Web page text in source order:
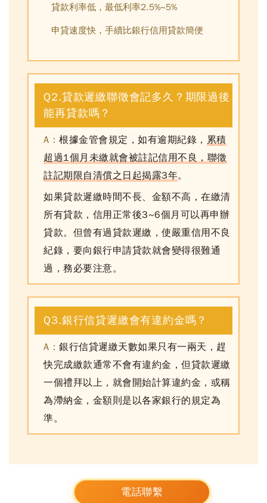
貸款利率低，最低利率2.5%~5%
申貸速度快，手續比銀行信用貸款簡便
Q2.貸款遲繳聯徵會記多久？期限過後
能再貸款嗎？
A：根據金管會規定，如有逾期紀錄， 累積
超過1個月未繳就會被註記信用不良，聯徵
註記期限自清償之日起揭露3年。
如果貸款遲繳時間不長、金額不高，在繳清
所有貸款，信用正常後3~6個月可以再申辦
貸款。 但曾有過貸款遲繳，使嚴重信用不良
紀錄，要向銀行申請貸款就會變得很難通
過 ，務必要注意。
Q3.銀行信貸遲繳會有違約金嗎？
A：銀行信貸遲繳天數如果只有一兩天，趕
快完成繳款通常不會有違約金，但貸款遲繳
一個禮拜以上，就會開始計算違約金，或稱
為滯納金 ，金額則是以各家銀行的規定為
準。
電話聯繫